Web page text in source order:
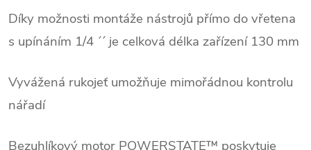
Díky možnosti montáže nástrojů přímo do vřetena
s upínáním 1/4 ´´ je celková délka zařízení 130 mm
Vyvážená rukojeť umožňuje mimořádnou kontrolu
nářadí
Bezuhlíkový motor POWERSTATE™ poskytuje